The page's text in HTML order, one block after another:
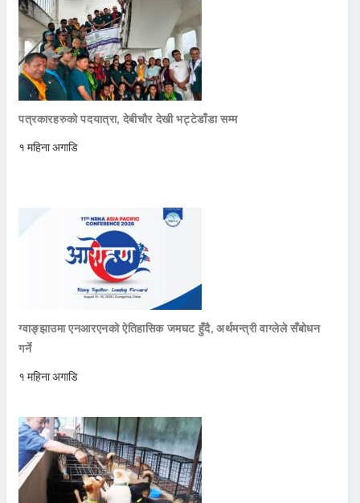
पत्रकारहरुको पदयात्रा, देबीचौर देखी भट्टेडाँडा सम्म
१ महिना अगाडि
ग्वाङ्झाउमा एनआरएनको ऐतिहासिक जमघट हुँदै, अर्थमन्त्री वाग्लेले सँबोधन
गर्ने
१ महिना अगाडि